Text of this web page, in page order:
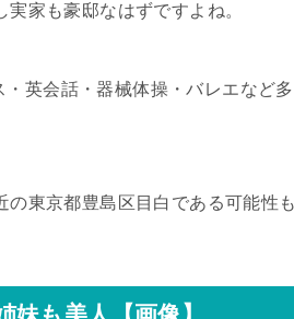
家も豪邸なはずですよね。
英会話・器械体操・バレエなど
東京都豊島区目白である可能性